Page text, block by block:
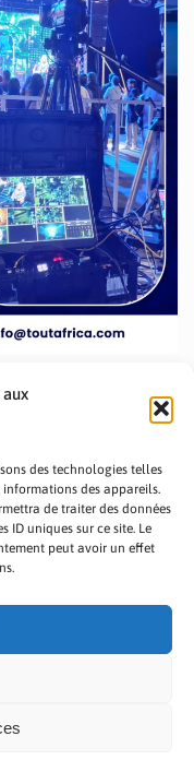
des technologies telles
des appareils.
de traiter des données
uniques sur ce site. Le
peut avoir un effet
A PROPOS
by